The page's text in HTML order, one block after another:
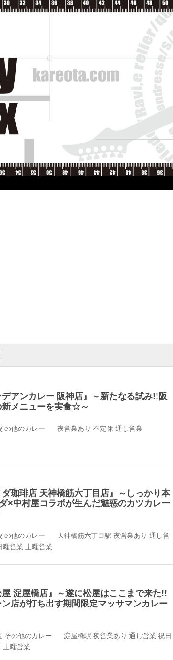
アンカレー 阪神店』～新たなる試み!!阪
新メニューを実食☆～
の他のカレー 夜営業あり 不定休 通し営業
珈琲店 天神橋筋六丁目店』～しっかり本
×中村屋コラボが生んだ魅惑のカツカレー
の他のカレー 天神橋筋六丁目駅 夜営業あり 通し営
曜営業 土曜営業
淀屋橋店』～遂に松屋はここまで来た!!
店が打ち出す期間限定マッサマンカレー
その他のカレー 淀屋橋駅 夜営業あり 通し営業 祝日
土曜営業